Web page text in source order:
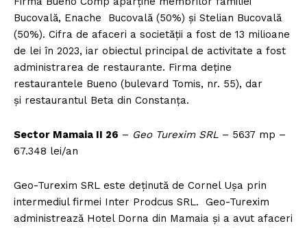
Bucovală, Enache Bucovală (50%) și Stelian Bucovală
(50%). Cifra de afaceri a societății a fost de 13 milioane
de lei în 2023, iar obiectul principal de activitate a fost
administrarea de restaurante. Firma deține
restaurantele Bueno (bulevard Tomis, nr. 55), dar
și restaurantul Beta din Constanța.
Sector Mamaia II 26 – Geo Turexim SRL – 5637 mp –
67.348 lei/an
Geo-Turexim SRL este deținută de Cornel Ușa prin
intermediul firmei Inter Prodcus SRL. Geo-Turexim
administrează Hotel Dorna din Mamaia și a avut afaceri